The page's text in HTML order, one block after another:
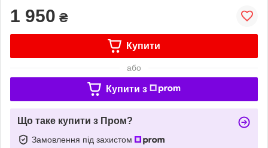
1 950 ₴
Купити
або
Купити з
Що таке купити з Пром?
Замовлення під захистом